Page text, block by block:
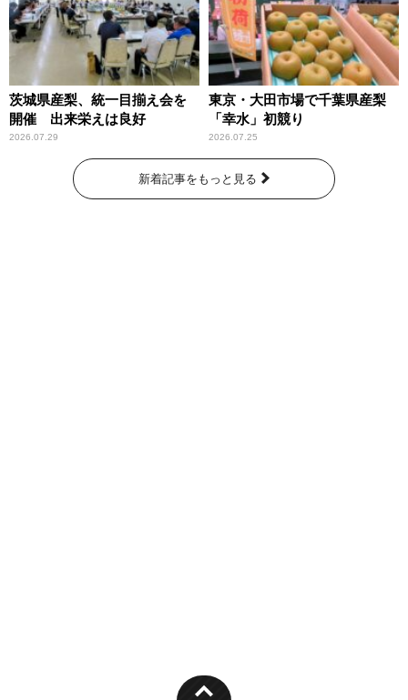
茨城県産梨、統一目揃え会を
開催 出来栄えは良好
2026.07.29
東京・大田市場で千葉県産梨
「幸水」初競り
2026.07.25
新着記事をもっと見る